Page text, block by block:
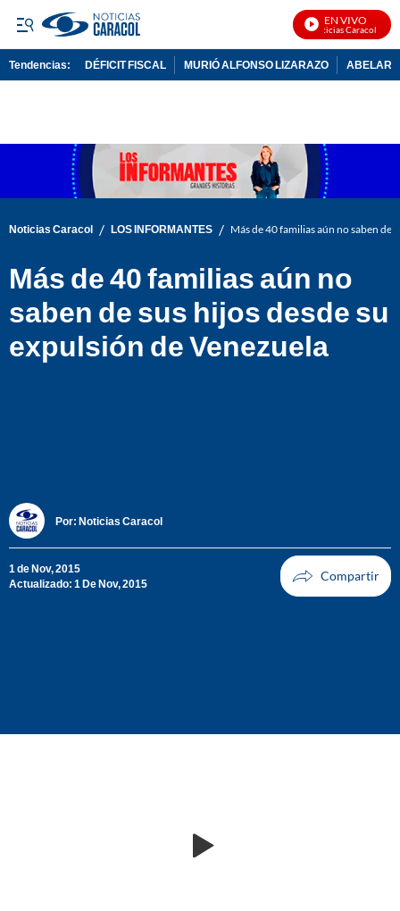
EN VIVO
Noticias Caracol En
Tendencias: DÉFICIT FISCAL MURIÓ ALFONSO LIZARAZO
Noticias Caracol / LOS INFORMANTES / Más de 40 familias aún no saben de
Más de 40 familias aún no
saben de sus hijos desde su
expulsión de Venezuela
Por: Noticias Caracol
1 de Nov, 2015
Actualizado: 1 De Nov, 2015